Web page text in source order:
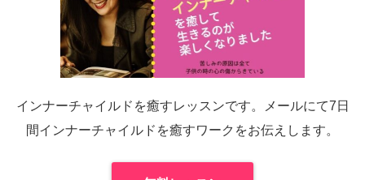
インナーチャイルドを癒すレッスンです。メールにて7日
間インナーチャイルドを癒すワークをお伝えします。